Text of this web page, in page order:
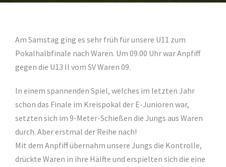
Am Samstag ging es sehr früh für unsere U11 zum
Pokalhalbfinale nach Waren. Um 09.00 Uhr war Anpfiff
gegen die U13 II vom SV Waren 09.
In einem spannenden Spiel, welches im letzten Jahr
schon das Finale im Kreispokal der E-Junioren war,
setzten sich im 9-Meter-Schießen die Jungs aus Waren
durch. Aber erstmal der Reihe nach!
Mit dem Anpfiff übernahm unsere Jungs die Kontrolle,
drückte Waren in ihre Hälfte und erspielten sich die eine